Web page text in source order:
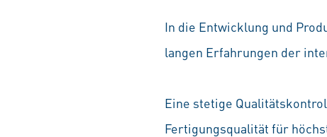
In die Entwicklung und
langen Erfahrungen der
Eine stetige
Fertigungsqualität für